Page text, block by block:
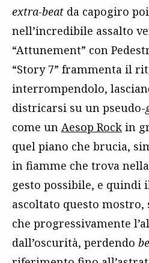
extra-beat da capogiro
nell’incredibile assalto
“Attunement” con
“Story 7” frammenta il
interrompendolo,
districarsi su un pseudo-
come un Aesop Rock in
quel piano che brucia,
in fiamme che trova
gesto possibile, e quindi
ascoltato questo mostro,
che progressivamente
dall’oscurità, perdendo